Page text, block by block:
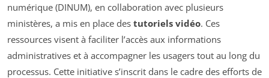
numérique (DINUM), en collaboration avec plusieurs
ministères, a mis en place des tutoriels vidéo. Ces
ressources visent à faciliter l’accès aux informations
administratives et à accompagner les usagers tout au long du
processus. Cette initiative s’inscrit dans le cadre des efforts de